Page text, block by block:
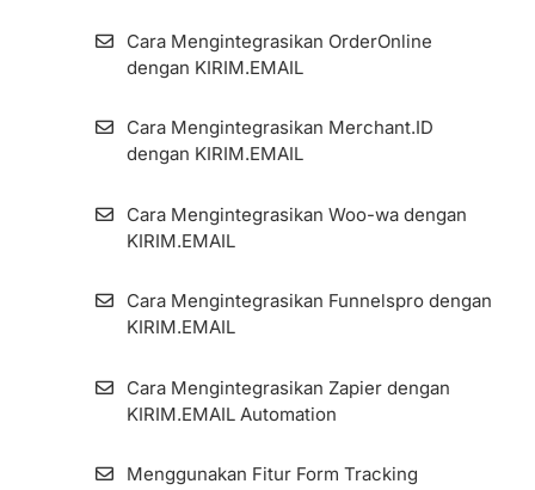
Cara Mengintegrasikan OrderOnline
dengan KIRIM.EMAIL
Cara Mengintegrasikan Merchant.ID
dengan KIRIM.EMAIL
Cara Mengintegrasikan Woo-wa dengan
KIRIM.EMAIL
Cara Mengintegrasikan Funnelspro dengan
KIRIM.EMAIL
Cara Mengintegrasikan Zapier dengan
KIRIM.EMAIL Automation
Menggunakan Fitur Form Tracking